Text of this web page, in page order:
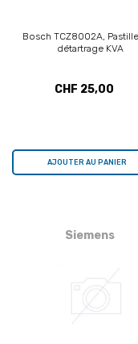
Bosch TCZ8002A,
détartrage KVA
CHF 25,00
AJOUTER AU PANIER
Siemens